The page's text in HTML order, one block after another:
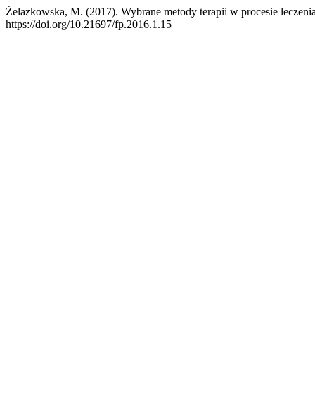
Żelazkowska, M. (2017). Wybrane metody terapii w procesie
https://doi.org/10.21697/fp.2016.1.15